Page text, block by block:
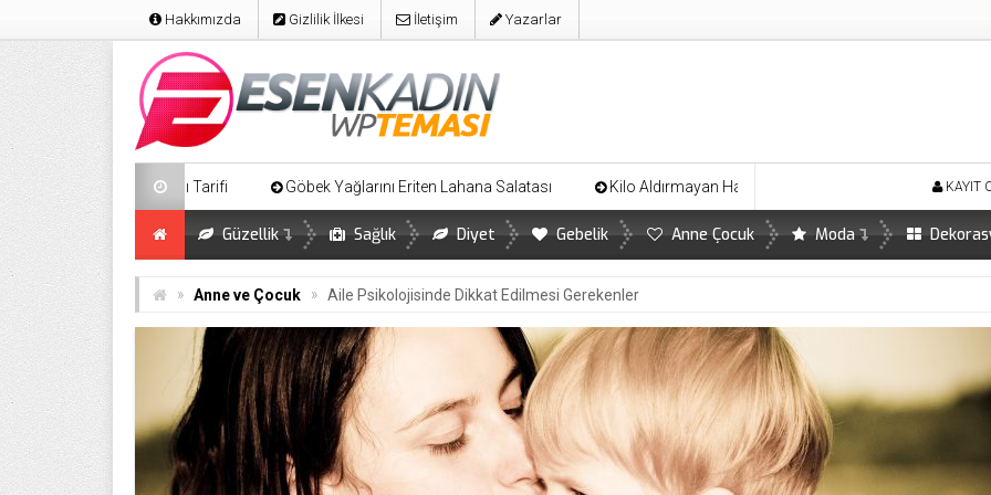
Hakkımızda Gizlilik İlkesi İletişim Yazarlar
Tarifi Göbek Yağlarını Eriten Lahana Salatası Kilo Aldırmayan Harika Ayva Tatlısı Limonun İnsan Sağlığına Önemli
KAYIT
Güzellik Sağlık Diyet Gebelik Anne Çocuk Moda
» Anne ve Çocuk » Aile Psikolojisinde Dikkat Edilmesi Gerekenler